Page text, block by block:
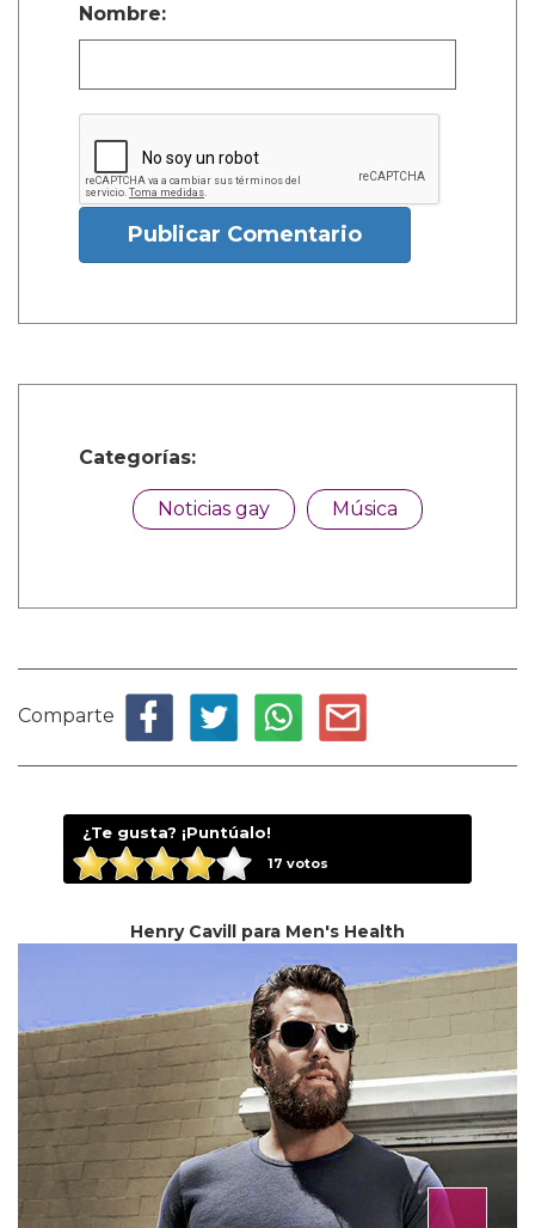
Nombre:
Publicar Comentario
Categorías:
Noticias gay Música
Comparte
¿Te gusta? ¡Puntúalo!
17 votos
Henry Cavill para Men's Health